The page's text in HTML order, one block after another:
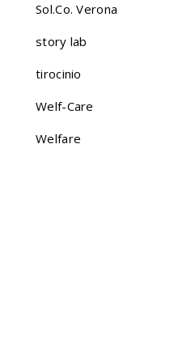
Sol.Co. Verona
story lab
tirocinio
Welf-Care
Welfare